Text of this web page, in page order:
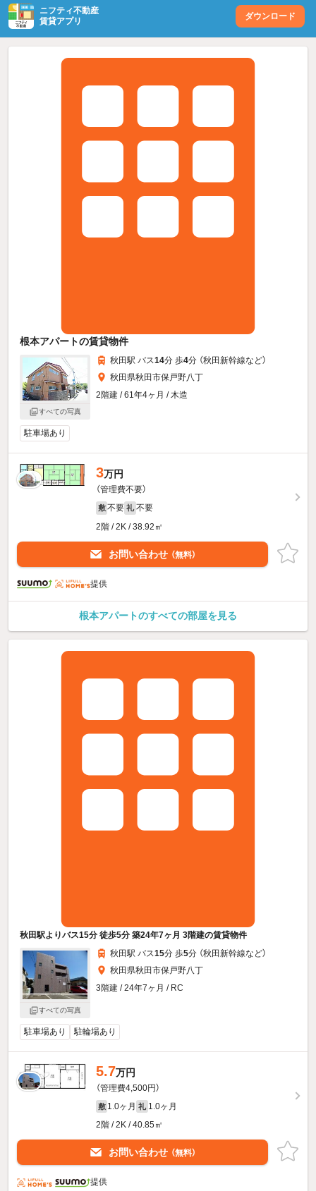
ニフティ不動産
賃貸アプリ
ダウンロード
根本アパートの賃貸物件
すべての写真
秋田駅 バス14分 歩4分 （秋田新幹線など）
秋田県秋田市保戸野八丁
2階建 / 61年4ヶ月 / 木造
駐車場あり
3万円
（管理費不要）
敷 不要 礼 不要
2階 / 2K / 38.92㎡
お問い合わせ （無料）
提供
根本アパートのすべての部屋を見る
秋田駅よりバス15分 徒歩5分 築24年7ヶ月 3階建の賃貸物件
すべての写真
秋田駅 バス15分 歩5分 （秋田新幹線など）
秋田県秋田市保戸野八丁
3階建 / 24年7ヶ月 / RC
駐車場あり 駐輪場あり
5.7万円
（管理費4,500円）
敷 1.0ヶ月 礼 1.0ヶ月
2階 / 2K / 40.85㎡
お問い合わせ （無料）
提供